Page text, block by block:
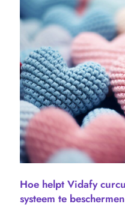
Hoe helpt Vidafy
systeem te